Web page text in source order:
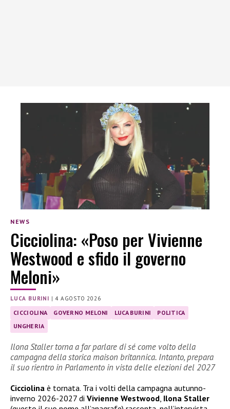
NEWS
Cicciolina: «Poso per Vivienne
Westwood e sfido il governo
Meloni»
LUCA BURINI |4 AGOSTO 2026
CICCIOLINA GOVERNO MELONI LUCA BURINI
POLITICA
UNGHERIA
Ilona Staller torna a far parlare di sé come volto della
campagna della storica maison britannica. Intanto, prepara
il suo rientro in Parlamento in vista delle elezioni del 2027
Cicciolina è tornata. Tra i volti della campagna autunno-
inverno 2026-2027 di Vivienne Westwood Ilona Staller